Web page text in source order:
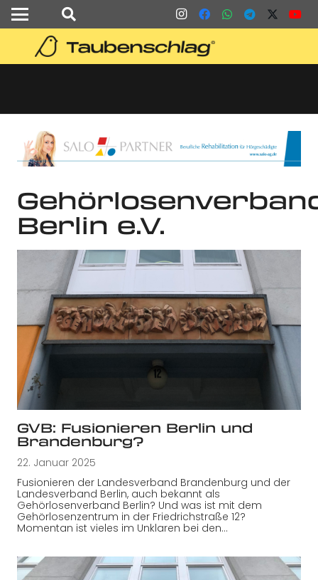
Berlin e.V.
GVB: Fusionieren Berlin und
Brandenburg?
22. Januar 2025
Fusionieren der Landesverband Brandenburg und der
Landesverband Berlin, auch bekannt als
Gehörlosenverband Berlin? Und was ist mit dem
Gehörlosenzentrum in der Friedrichstraße 12?
Momentan ist vieles im Unklaren bei den…